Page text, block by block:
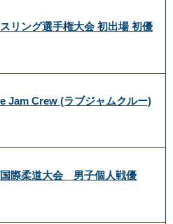
リング選手権大会 初出場 初優
Jam Crew (ラブジャムクルー)
国際柔道大会 男子個人戦優